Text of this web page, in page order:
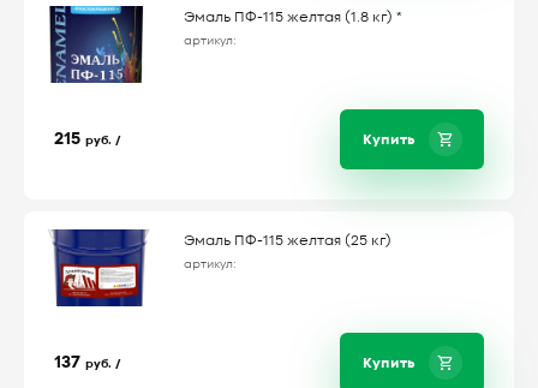
Эмаль ПФ-115 желтая (1.8 кг) *
артикул:
215 руб. / Купить
Эмаль ПФ-115 желтая (25 кг)
артикул:
137 руб. / Купить